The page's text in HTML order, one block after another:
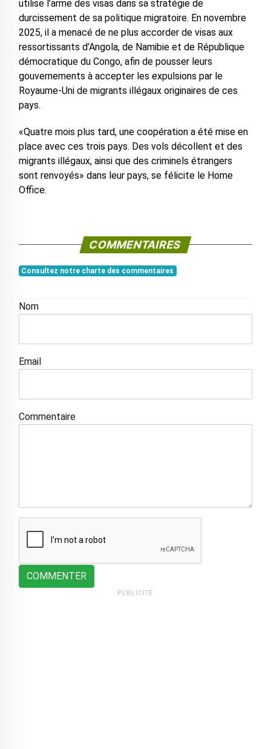
utilise l’arme des visas dans sa stratégie de
durcissement de sa politique migratoire. En novembre
2025, il a menacé de ne plus accorder de visas aux
ressortissants d’Angola, de Namibie et de République
démocratique du Congo, afin de pousser leurs
gouvernements à accepter les expulsions par le
Royaume-Uni de migrants illégaux originaires de ces
pays.
«Quatre mois plus tard, une coopération a été mise en
place avec ces trois pays. Des vols décollent et des
migrants illégaux, ainsi que des criminels étrangers
sont renvoyés» dans leur pays, se félicite le Home
Office.
COMMENTAIRES
Consultez notre charte des commentaires
Nom
Email
Commentaire
COMMENTER
PUBLICITÉ